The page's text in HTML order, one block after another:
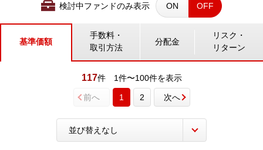
検討中ファンドのみ表示 ON OFF
基準価額
手数料・
取引方法
分配金
リスク・
リターン
117件 1件〜100件を表示
前へ 1 2 次へ